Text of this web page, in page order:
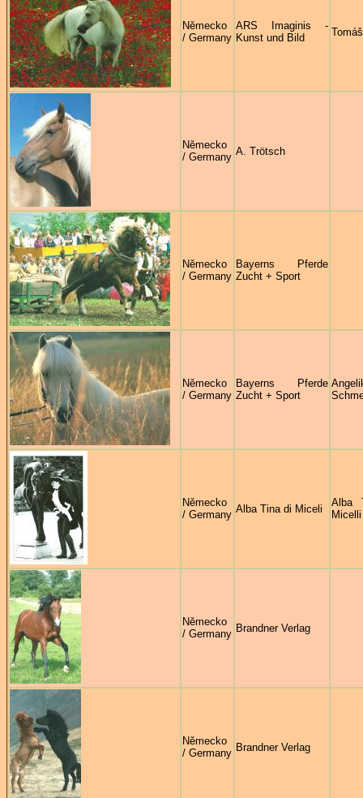
Německo
/ Germany
ARS Imaginis -
Kunst und Bild
Německo
/ Germany A. Trötsch
Německo
/ Germany
Bayerns Pferde
Zucht + Sport
Německo
/ Germany
Bayerns Pferde
Zucht + Sport
Německo
/ Germany Alba Tina di Miceli
Alba
Micelli
Německo
/ Germany Brandner Verlag
Německo
/ Germany Brandner Verlag